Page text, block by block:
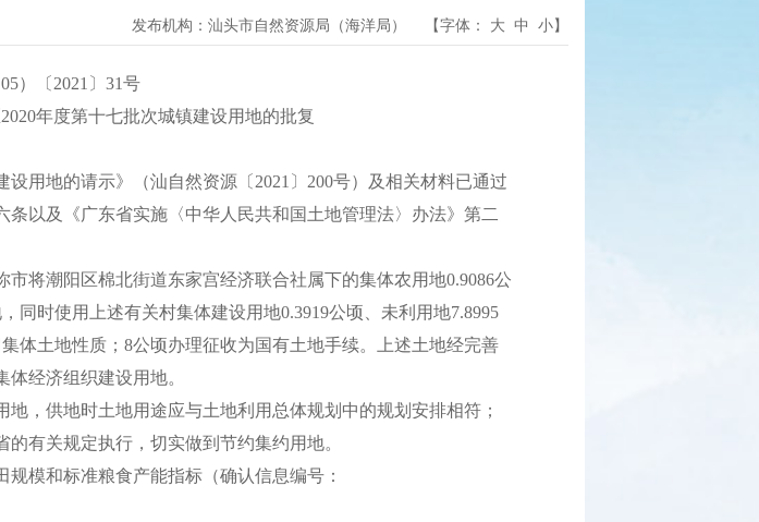
发布机构： 汕头市自然资源局（海洋局） 【字体： 大 中 小】
）〔2021〕31号
年度第十七批次城镇建设用地的批复
地的请示》（汕自然资源〔2021〕200号）及相关材料已通过
以及《广东省实施〈中华人民共和国土地管理法〉办法》第二
潮阳区棉北街道东家宫经济联合社属下的集体农用地0.9086公
同时使用上述有关村集体建设用地0.3919公顷、未利用地7.8995
体土地性质；8公顷办理征收为国有土地手续。上述土地经完善
经济组织建设用地。
供地时土地用途应与土地利用总体规划中的规划安排相符；
有关规定执行，切实做到节约集约用地。
模和标准粮食产能指标（确认信息编号：